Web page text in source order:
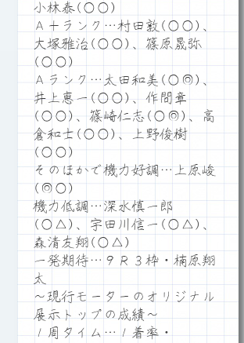
小林泰(○○)
Ａ＋ランク…村田敦(○○)、
大塚雅治(○○)、篠原晟弥
(○○)
Ａランク…太田和美(○◎)、
井上恵一(○○)、作間章
(○○)、篠崎仁志(○◎)、高
倉和士(○○)、上野俊樹
(○○)
そのほかで機力好調…上原峻
(◎○)
機力低調…深水慎一郎
(○△)、宇田川信一(○△)、
森清友翔(○△)
一発期待…９Ｒ３枠・楠原翔
太
～現行モーターのオリジナル
展示トップの成績～
１周タイム…１着率・